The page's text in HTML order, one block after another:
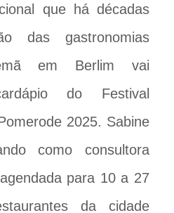
que há décadas
das gastronomias
em Berlim vai
do Festival
2025. Sabine
como consultora
para 10 a 27
da cidade